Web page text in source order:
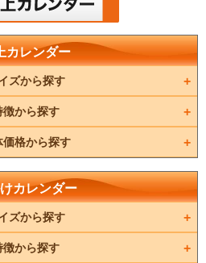
カレンダー
ズから探す
徴から探す
価格から探す
カレンダー
ズから探す
徴から探す